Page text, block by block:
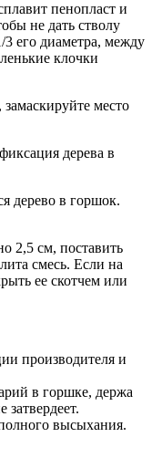
пенопласт и
не дать стволу
3 его диаметра, между
клочки
место
дерева в
дерево в горшок.
2,5 см, поставить
смесь. Если на
ее скотчем или
производителя и
в горшке, держа
затвердеет.
высыхания.